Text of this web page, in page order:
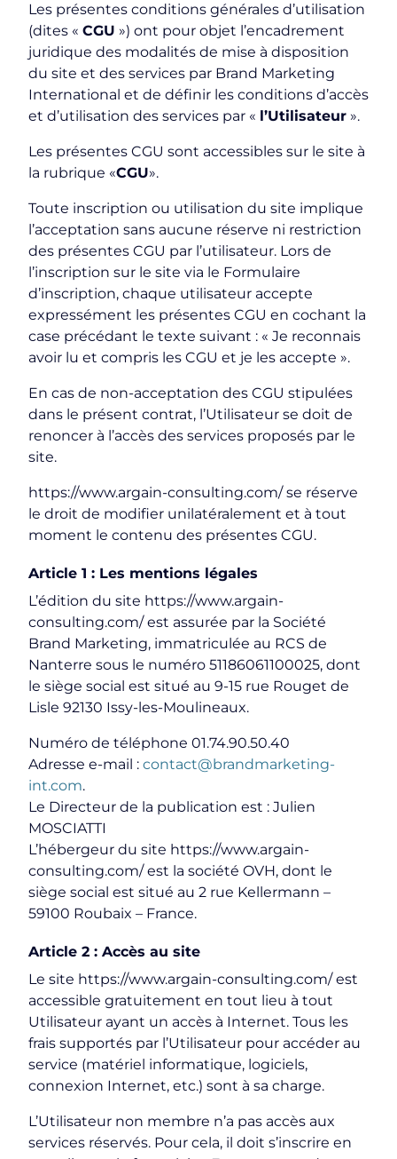
Les présentes conditions générales d’utilisation
(dites « CGU ») ont pour objet l’encadrement
juridique des modalités de mise à disposition
du site et des services par Brand Marketing
International et de définir les conditions d’accès
et d’utilisation des services par « l’Utilisateur ».
Les présentes CGU sont accessibles sur le site à
la rubrique «CGU».
Toute inscription ou utilisation du site implique
l’acceptation sans aucune réserve ni restriction
des présentes CGU par l’utilisateur. Lors de
l’inscription sur le site via le Formulaire
d’inscription, chaque utilisateur accepte
expressément les présentes CGU en cochant la
case précédant le texte suivant : « Je reconnais
avoir lu et compris les CGU et je les accepte ».
En cas de non-acceptation des CGU stipulées
dans le présent contrat, l’Utilisateur se doit de
renoncer à l’accès des services proposés par le
site.
https://www.argain-consulting.com/ se réserve
le droit de modifier unilatéralement et à tout
moment le contenu des présentes CGU.
Article 1 : Les mentions légales
L’édition du site https://www.argain-
consulting.com/ est assurée par la Société
Brand Marketing, immatriculée au RCS de
Nanterre sous le numéro 51186061100025, dont
le siège social est situé au 9-15 rue Rouget de
Lisle 92130 Issy-les-Moulineaux.
Numéro de téléphone 01.74.90.50.40
Adresse e-mail : contact@brandmarketing-
int.com.
Le Directeur de la publication est : Julien
MOSCIATTI
L’hébergeur du site https://www.argain-
consulting.com/ est la société OVH, dont le
siège social est situé au 2 rue Kellermann –
59100 Roubaix – France.
Article 2 : Accès au site
Le site https://www.argain-consulting.com/ est
accessible gratuitement en tout lieu à tout
Utilisateur ayant un accès à Internet. Tous les
frais supportés par l’Utilisateur pour accéder au
service (matériel informatique, logiciels,
connexion Internet, etc.) sont à sa charge.
L’Utilisateur non membre n’a pas accès aux
services réservés. Pour cela, il doit s’inscrire en